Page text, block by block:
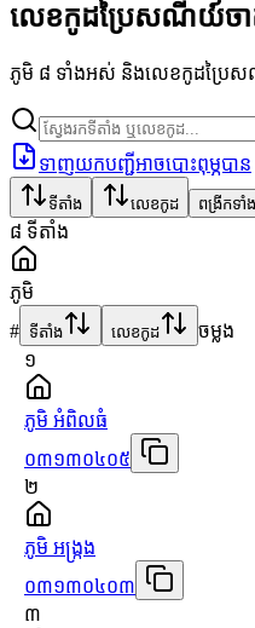
លេខកូដប្រៃសណីយ៍ចា
ភូមិ ៨ ទាំងអស់ និងលេខកូដប្រៃស
ទាញយកបញ្ជីអាចបោះពុម្ភបាន
ទីតាំង លេខកូដ ពង្រីកទ
៨ ទីតាំង
ភូមិ
# ទីតាំង លេខកូដ
ចម្លង
១
ភូមិ អំពិលធំ
០៣១៣០៤០៥
២
ភូមិ អង្ក្រង
០៣១៣០៤០៣
៣